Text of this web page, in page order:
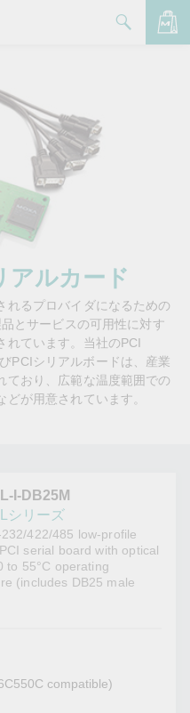
アルカード
れるプロバイダになるための
とサービスの可用性に対す
れています。当社のPCI
PCIシリアルボードは、産業
ており、広範な温度範囲での
が用意されています。
I-DB25M
シリーズ
422/485 low-profile
serial board with optical
to 55°C operating
(includes DB25 male
compatible)